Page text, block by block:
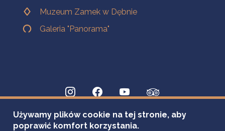
Muzeum Zamek w Dębnie
Galeria "Panorama"
Używamy plików cookie na tej stronie, aby
poprawić komfort korzystania.